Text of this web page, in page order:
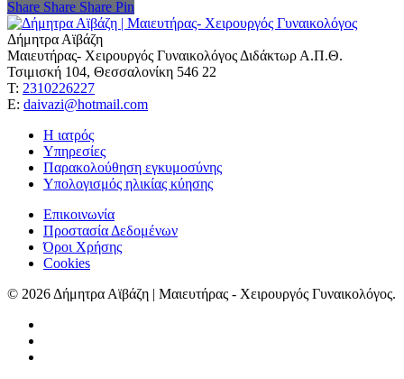
Share
Share Share Share Pin
Δήμητρα Αϊβάζη
Μαιευτήρας- Χειρουργός Γυναικολόγος Διδάκτωρ Α.Π.Θ.
Τσιμισκή 104, Θεσσαλονίκη 546 22
Τ: 2310226227
Ε: daivazi@hotmail.com
Η ιατρός
Υπηρεσίες
Παρακολούθηση εγκυμοσύνης
Υπολογισμός ηλικίας κύησης
Επικοινωνία
Προστασία Δεδομένων
Όροι Χρήσης
Cookies
© 2026 Δήμητρα Αϊβάζη | Μαιευτήρας - Χειρουργός Γυναικολόγος.